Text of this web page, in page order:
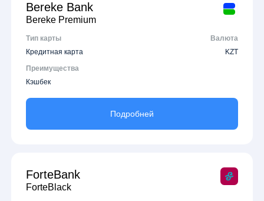
Bereke Bank
Bereke Premium
Тип карты
Валюта
Кредитная карта
KZT
Преимущества
Кэшбек
Подробней
ForteBank
ForteBlack